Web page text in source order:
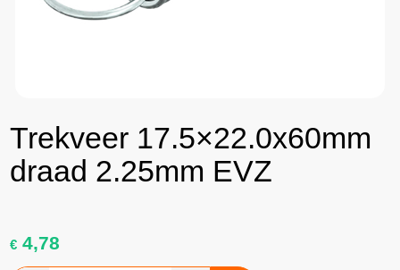
Trekveer 17.5×22.0x60mm
draad 2.25mm EVZ
€ 4,78